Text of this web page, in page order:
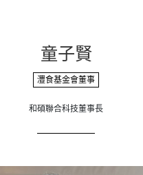
童子賢
灃食基金會董事
和碩聯合科技董事長